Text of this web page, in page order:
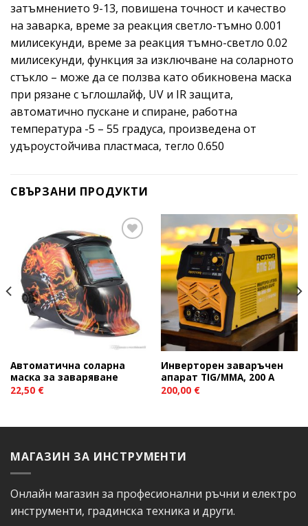
затъмнението 9-13, повишена точност и качество
на заварка, време за реакция светло-тъмно 0.001
милисекунди, време за реакция тъмно-светло 0.02
милисекунди, функция за изключване на соларното
стъкло – може да се ползва като обикновена маска
при рязане с ъглошлайф, UV и IR защита,
автоматично пускане и спиране, работна
температура -5 – 55 градуса, произведена от
удъроустойчива пластмаса, тегло 0.650
СВЪРЗАНИ ПРОДУКТИ
Add to
wishlist
Автоматична соларна
маска за заваряване
22,50 €
Add to
wishlist
Инверторен заваръчен
апарат TIG/MMA, 200 A
200,00 €
МАГАЗИН ЗА ИНСТРУМЕНТИ
Онлайн магазин за професионални ръчни и електро
инструменти, градинска техника и други.